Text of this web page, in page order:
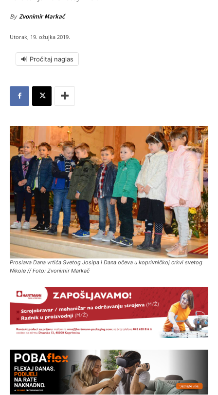
By Zvonimir Markač
Utorak, 19. ožujka 2019.
🔊 Pročitaj naglas
Proslava Dana vrtića Svetog Josipa i Dana očeva u koprivničkoj crkvi svetog
Nikole // Foto: Zvonimir Markač